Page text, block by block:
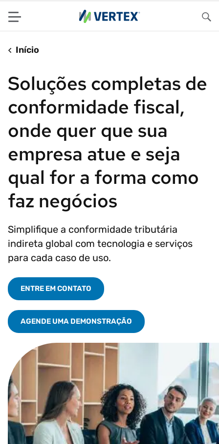
Menu
Início
Soluções completas de
conformidade fiscal,
onde quer que sua
empresa atue e seja
qual for a forma como
faz negócios
Simplifique a conformidade tributária
indireta global com tecnologia e serviços
para cada caso de uso.
ENTRE EM CONTATO
AGENDE UMA DEMONSTRAÇÃO